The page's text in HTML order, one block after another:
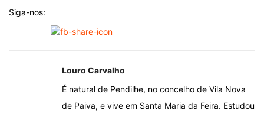
Siga-nos:
Louro Carvalho
É natural de Pendilhe, no concelho de Vila Nova
de Paiva, e vive em Santa Maria da Feira. Estudou